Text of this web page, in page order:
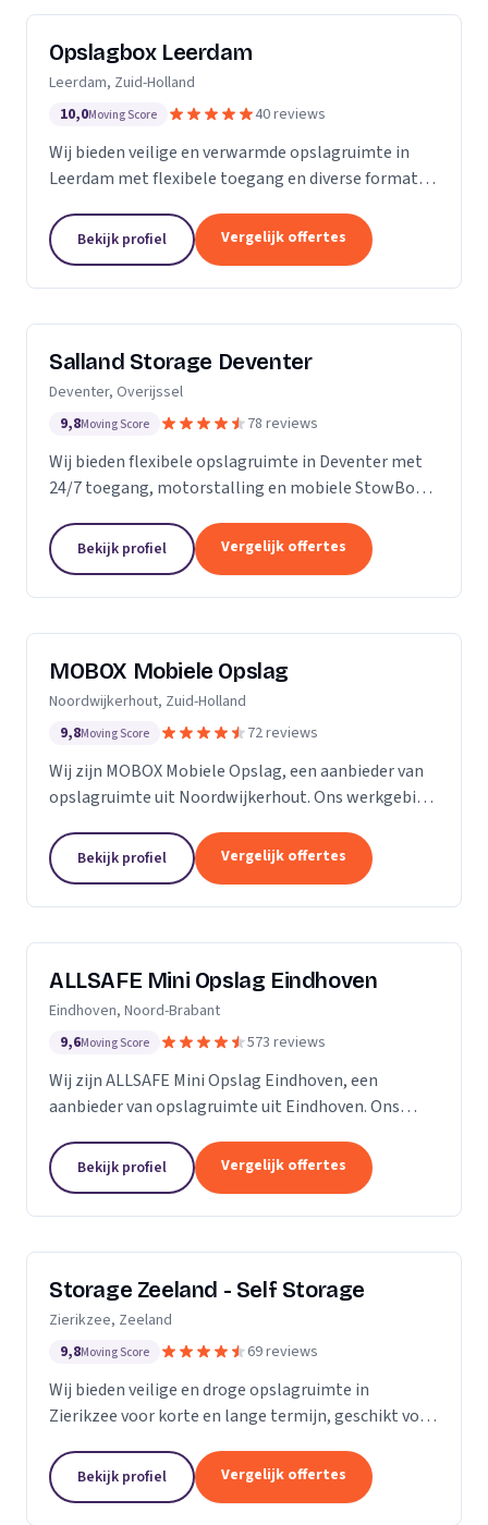
Opslagbox Leerdam
Leerdam, Zuid-Holland
10,0Moving Score 40 reviews
Wij bieden veilige en verwarmde opslagruimte in
Leerdam met flexibele toegang en diverse formaten
Bekijk profiel Vergelijk offertes
Salland Storage Deventer
Deventer, Overijssel
9,8Moving Score 78 reviews
Wij bieden flexibele opslagruimte in Deventer met
24/7 toegang, motorstalling en mobiele StowBox
Bekijk profiel Vergelijk offertes
MOBOX Mobiele Opslag
Noordwijkerhout, Zuid-Holland
9,8Moving Score 72 reviews
Wij zijn MOBOX Mobiele Opslag, een aanbieder van
opslagruimte uit Noordwijkerhout. Ons werkgebied
Bekijk profiel Vergelijk offertes
ALLSAFE Mini Opslag Eindhoven
Eindhoven, Noord-Brabant
9,6Moving Score 573 reviews
Wij zijn ALLSAFE Mini Opslag Eindhoven, een
aanbieder van opslagruimte uit Eindhoven. Ons
Bekijk profiel Vergelijk offertes
Storage Zeeland - Self Storage
Zierikzee, Zeeland
9,8Moving Score 69 reviews
Wij bieden veilige en droge opslagruimte in
Zierikzee voor korte en lange termijn, geschikt voor
Bekijk profiel Vergelijk offertes